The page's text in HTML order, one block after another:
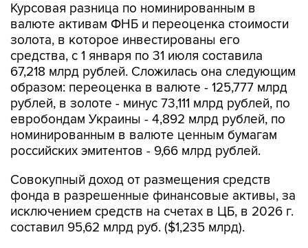
Курсовая разница по номинированным в
валюте активам ФНБ и переоценка стоимости
золота, в которое инвестированы его
средства, с 1 января по 31 июля составила
67,218 млрд рублей. Сложилась она следующим
образом: переоценка в валюте - 125,777 млрд
рублей, в золоте - минус 73,111 млрд рублей, по
евробондам Украины - 4,892 млрд рублей, по
номинированным в валюте ценным бумагам
российских эмитентов - 9,66 млрд рублей.
Совокупный доход от размещения средств
фонда в разрешенные финансовые активы, за
исключением средств на счетах в ЦБ, в 2026 г.
составил 95,62 млрд руб. ($1,235 млрд).